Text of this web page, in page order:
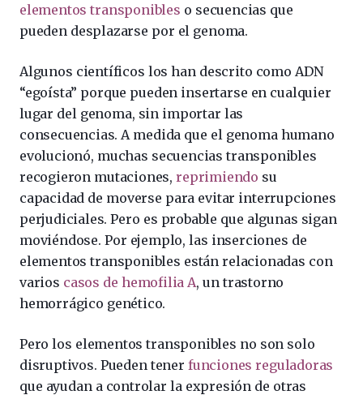
elementos transponibles o secuencias que
pueden desplazarse por el genoma.
Algunos científicos los han descrito como ADN
“egoísta” porque pueden insertarse en cualquier
lugar del genoma, sin importar las
consecuencias. A medida que el genoma humano
evolucionó, muchas secuencias transponibles
recogieron mutaciones, reprimiendo su
capacidad de moverse para evitar interrupciones
perjudiciales. Pero es probable que algunas sigan
moviéndose. Por ejemplo, las inserciones de
elementos transponibles están relacionadas con
varios casos de hemofilia A, un trastorno
hemorrágico genético.
Pero los elementos transponibles no son solo
disruptivos. Pueden tenerfunciones reguladoras
que ayudan a controlar la expresión de otras